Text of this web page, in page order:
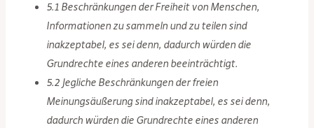
5.1 Beschränkungen der Freiheit von Menschen,
Informationen zu sammeln und zu teilen sind
inakzeptabel, es sei denn, dadurch würden die
Grundrechte eines anderen beeinträchtigt.
5.2 Jegliche Beschränkungen der freien
Meinungsäußerung sind inakzeptabel, es sei denn,
dadurch würden die Grundrechte eines anderen